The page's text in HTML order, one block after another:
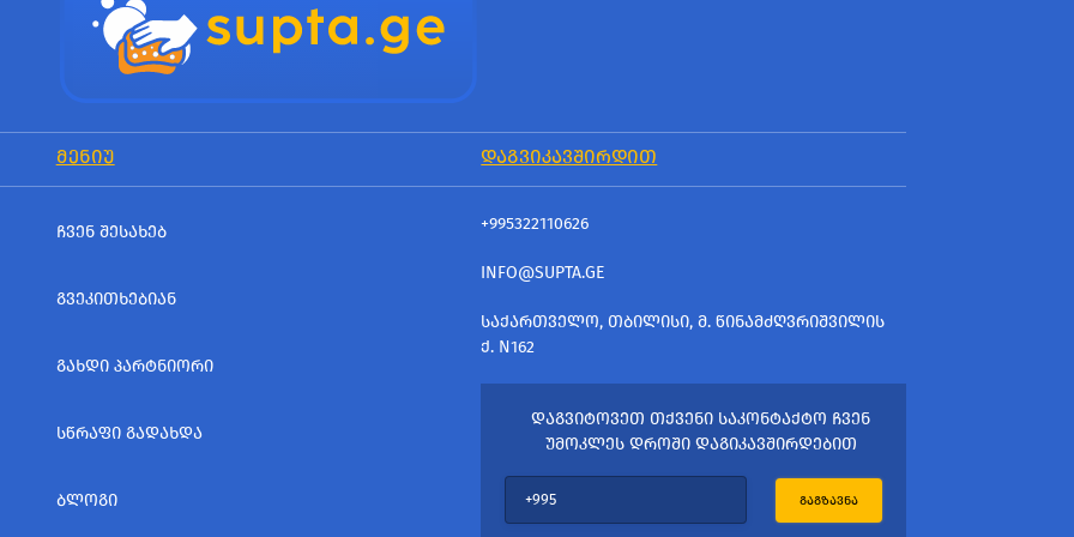
ᲛᲔᲜᲘᲣ ᲓᲐᲒᲕᲘᲙᲐᲕᲨᲘᲠᲓᲘᲗ
ᲩᲕᲔᲜ ᲨᲔᲡᲐᲮᲔᲑ
ᲒᲕᲔᲙᲘᲗᲮᲔᲑᲘᲐᲜ
ᲒᲐᲮᲓᲘ ᲞᲐᲠᲢᲜᲘᲝᲠᲘ
ᲡᲬᲠᲐᲤᲘ ᲒᲐᲓᲐᲮᲓᲐ
ᲑᲚᲝᲒᲘ
+995322110626
INFO@SUPTA.GE
ᲡᲐᲥᲐᲠᲗᲕᲔᲚᲝ, ᲗᲑᲘᲚᲘᲡᲘ, Მ. ᲬᲘᲜᲐᲛᲫᲦᲕᲠᲘᲨᲕᲘᲚᲘᲡ
Ქ. N162
ᲓᲐᲒᲕᲘᲢᲝᲕᲔᲗ ᲗᲥᲕᲔᲜᲘ ᲡᲐᲙᲝᲜᲢᲐᲥᲢᲝ ᲩᲕᲔᲜ
ᲣᲛᲝᲙᲚᲔᲡ ᲓᲠᲝᲨᲘ ᲓᲐᲒᲘᲙᲐᲕᲨᲘᲠᲓᲔᲑᲘᲗ
ᲒᲐᲒᲖᲐᲕᲜᲐ